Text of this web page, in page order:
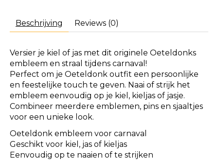
Beschrijving Reviews (0)
Versier je kiel of jas met dit originele Oeteldonks
embleem en straal tijdens carnaval!
Perfect om je Oeteldonk outfit een persoonlijke
en feestelijke touch te geven. Naai of strijk het
embleem eenvoudig op je kiel, kieljas of jasje.
Combineer meerdere emblemen, pins en sjaaltjes
voor een unieke look.
Oeteldonk embleem voor carnaval
Geschikt voor kiel, jas of kieljas
Eenvoudig op te naaien of te strijken